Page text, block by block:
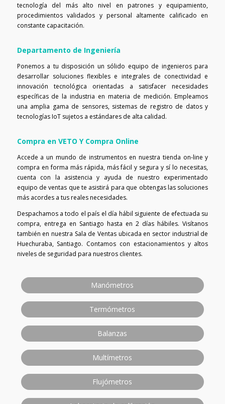
tecnología del más alto nivel en patrones y equipamiento,
procedimientos validados y personal altamente calificado en
constante capacitación.
Departamento de Ingeniería
Ponemos a tu disposición un sólido equipo de ingenieros para
desarrollar soluciones flexibles e integrales de conectividad e
innovación tecnológica orientadas a satisfacer necesidades
específicas de la industria en materia de medición. Empleamos
una amplia gama de sensores, sistemas de registro de datos y
tecnologías IoT sujetos a estándares de alta calidad.
Compra en VETO Y Compra Online
Accede a un mundo de instrumentos en nuestra tienda on-line y
compra en forma más rápida, más fácil y segura y sí lo necesitas,
cuenta con la asistencia y ayuda de nuestro experimentado
equipo de ventas que te asistirá para que obtengas las soluciones
más acordes a tus reales necesidades.
Despachamos a todo el país el día hábil siguiente de efectuada su
compra, entrega en Santiago hasta en 2 días hábiles. Visítanos
también en nuestra Sala de Ventas ubicada en sector industrial de
Huechuraba, Santiago. Contamos con estacionamientos y altos
niveles de seguridad para nuestros clientes.
Manómetros
Termómetros
Balanzas
Multímetros
Flujómetros